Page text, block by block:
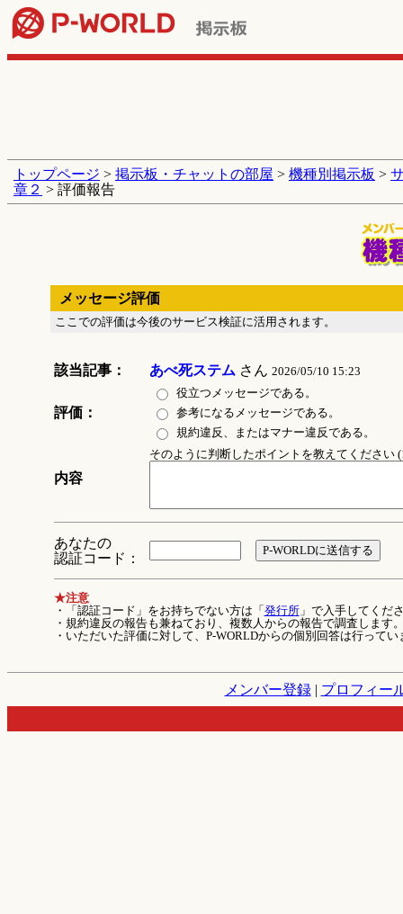
トップページ > 掲示板・チャットの部屋 > 機種別掲示板 >
章２ > 評価報告
メッセージ評価
ここでの評価は今後のサービス検証に活用されます。
該当記事： あべ死ステム さん 2026/05/10 15:23
評価：
役立つメッセージである。
参考になるメッセージである。
規約違反、またはマナー違反である。
内容
そのように判断したポイントを教えてください
あなたの
認証コード：
★注意
・「認証コード」をお持ちでない方は「 発行所」で入手してくだ
・規約違反の報告も兼ねており、複数人からの報告で調査します
・いただいた評価に対して、P-WORLDからの個別回答は行ってい
メンバー登録| プロフィー